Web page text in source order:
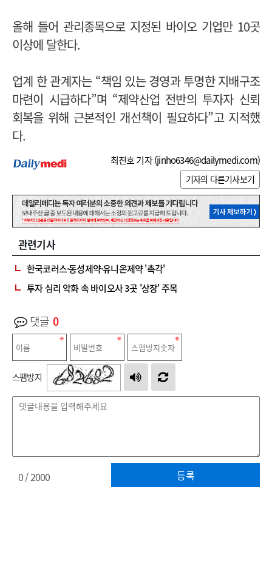
올해 들어 관리종목으로 지정된 바이오 기업만 10곳
이상에 달한다.
업계 한 관계자는 “책임 있는 경영과 투명한 지배구조
마련이 시급하다”며 “제약산업 전반의 투자자 신뢰
회복을 위해 근본적인 개선책이 필요하다”고 지적했
다.
최진호 기자 (jinho6346@dailymedi.com)
기자의 다른기사보기
관련기사
한국코러스·동성제약·유니온제약 '촉각'
투자 심리 악화 속 바이오사 3곳 '상장' 주목
댓글 0
스팸방지
등록
0/ 2000